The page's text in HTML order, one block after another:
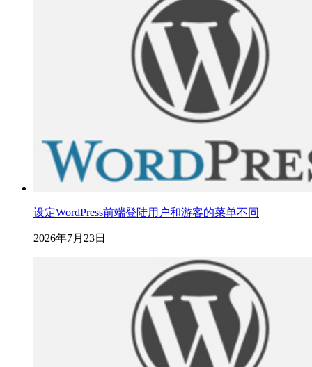
设定WordPress前端登陆用户和游客的菜单不同
2026年7月23日